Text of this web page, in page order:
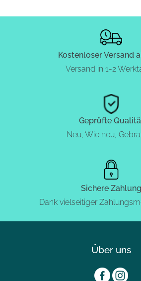
Kostenloser Versand
Versand in 1-2
Geprüfte
Neu, Wie neu,
Sichere Zahlung
Dank vielseitiger
Über uns